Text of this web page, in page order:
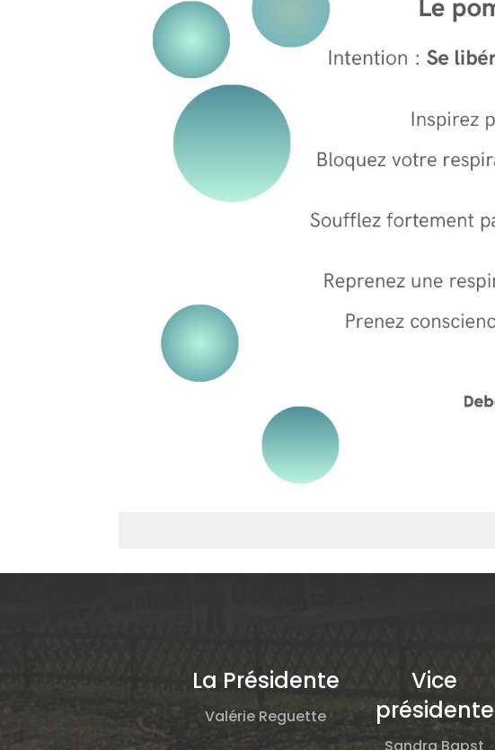
La Présidente
Valérie Reguette
Vice
présidente